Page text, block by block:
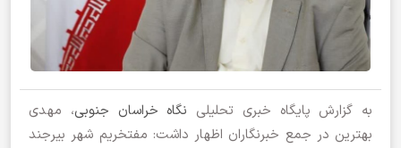
به گزارش پایگاه خبری تحلیلی نگاه خراسان جنوبی، مهدی
بهترین در جمع خبرنگاران اظهار داشت: مفتخریم شهر بیرجند